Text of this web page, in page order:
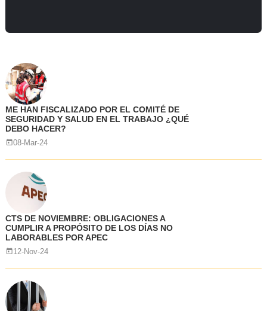
ME HAN FISCALIZADO POR EL COMITÉ DE
SEGURIDAD Y SALUD EN EL TRABAJO ¿QUÉ
DEBO HACER?
08-Mar-24
CTS DE NOVIEMBRE: OBLIGACIONES A
CUMPLIR A PROPÓSITO DE LOS DÍAS NO
LABORABLES POR APEC
12-Nov-24